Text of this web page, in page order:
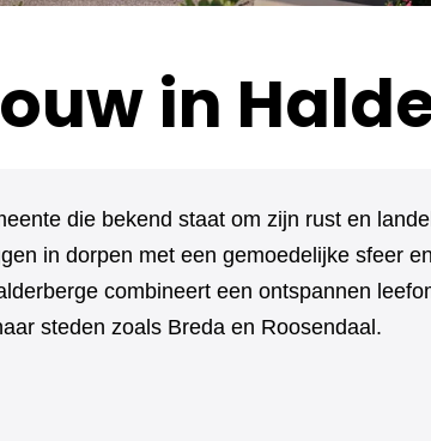
in
die bekend staat om zijn rust en
in dorpen met een gemoedelijke sfeer
combineert een ontspannen
steden zoals Breda en Roosendaal.